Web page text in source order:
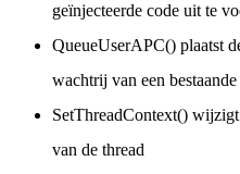
geïnjecteerde code uit te
QueueUserAPC() plaatst
wachtrij van een
SetThreadContext()
van de thread